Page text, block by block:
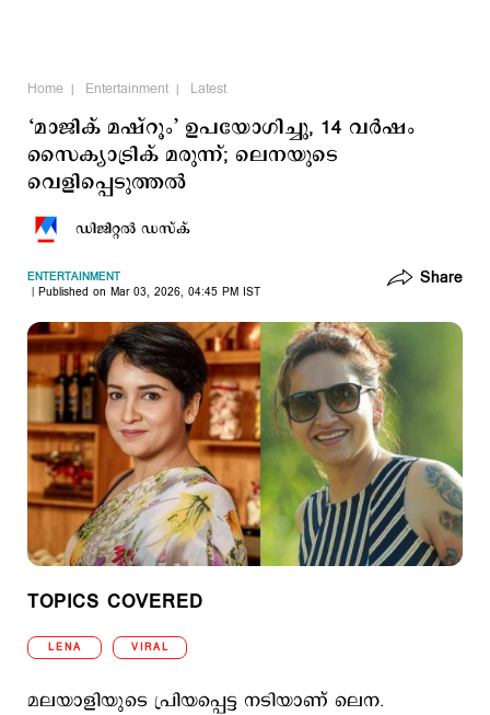
Home Entertainment Latest
‘മാജിക് മഷ്റൂം’ ഉപയോഗിച്ചു, 14 വർഷം
സൈക്യാട്രിക് മരുന്ന്; ലെനയുടെ
വെളിപ്പെടുത്തല്‍
ഡിജിറ്റല്‍ ഡസ്ക്
ENTERTAINMENT
Published on Mar 03, 2026, 04:45 PM IST
Share
TOPICS COVERED
LENA VIRAL
മലയാളിയുടെ പ്രിയപ്പെട്ട നടിയാണ് ലെന.